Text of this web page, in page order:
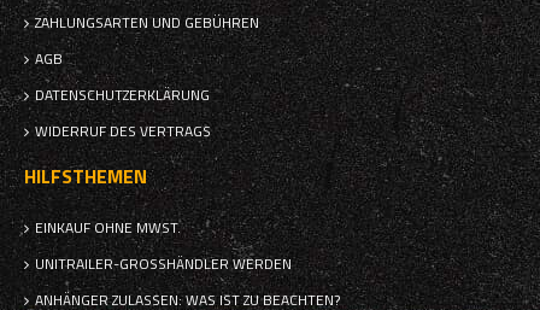
ZAHLUNGSARTEN UND GEBÜHREN
AGB
DATENSCHUTZERKLÄRUNG
WIDERRUF DES VERTRAGS
HILFSTHEMEN
EINKAUF OHNE MWST.
UNITRAILER-GROSSHÄNDLER WERDEN
ANHÄNGER ZULASSEN: WAS IST ZU BEACHTEN?